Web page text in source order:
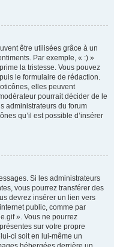
être utilisées grâce à un
Par exemple, « :) »
la tristesse. Vous pouvez
le formulaire de rédaction.
elles peuvent
pourrait décider de le
administrateurs du forum
qu’il est possible d’insérer
Si les administrateurs
vous pourrez transférer des
devrez insérer un lien vers
public, comme par
». Vous ne pourrez
sur votre propre
ci soit en lui-même un